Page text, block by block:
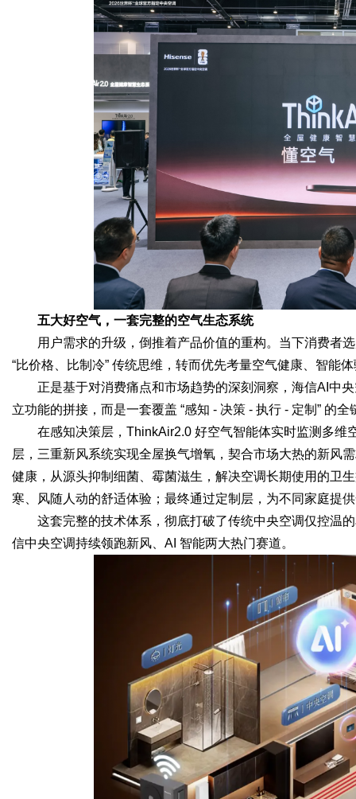
五大好空气，一套完整的空气生态系统
用户需求的升级，倒推着产品价值的重构。当下消费者
“比价格、比制冷” 传统思维，转而优先考量空气健康、智能
正是基于对消费痛点和市场趋势的深刻洞察，海信AI中
立功能的拼接，而是一套覆盖 “感知 - 决策 - 执行 - 定制” 的
在感知决策层，ThinkAir2.0 好空气智能体实时监测多
层，三重新风系统实现全屋换气增氧，契合市场大热的新风
健康，从源头抑制细菌、霉菌滋生，解决空调长期使用的卫
寒、风随人动的舒适体验；最终通过定制层，为不同家庭提
这套完整的技术体系，彻底打破了传统中央空调仅控温
信中央空调持续领跑新风、AI 智能两大热门赛道。